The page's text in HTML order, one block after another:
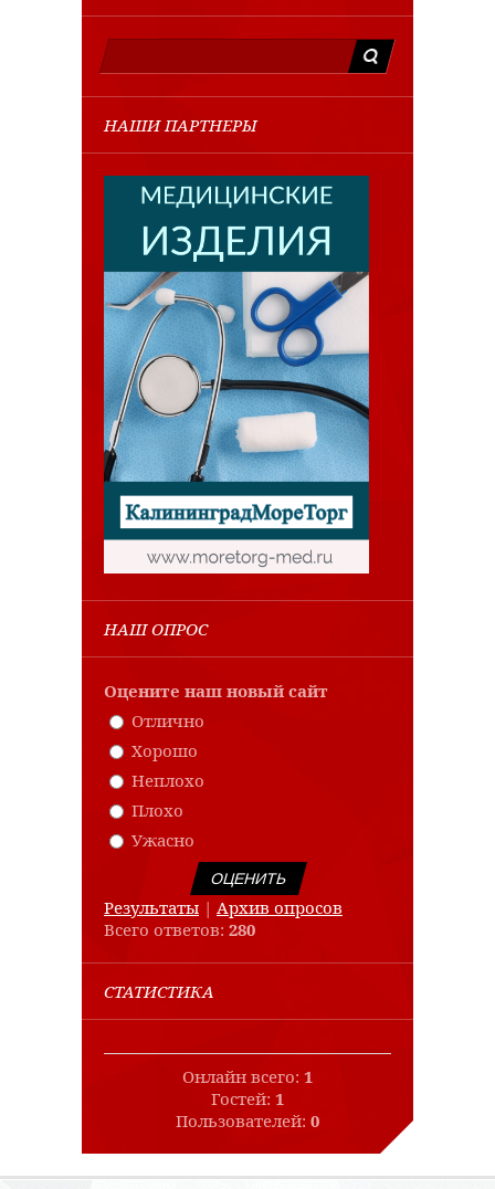
НАШИ ПАРТНЕРЫ
НАШ ОПРОС
Оцените наш новый сайт
Отлично
Хорошо
Неплохо
Плохо
Ужасно
Результаты | Архив опросов
Всего ответов: 280
СТАТИСТИКА
Онлайн всего: 1
Гостей: 1
Пользователей: 0